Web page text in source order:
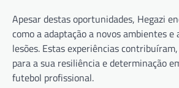
Apesar destas oportunidades, Hegazi
como a adaptação a novos ambientes e
lesões. Estas experiências
para a sua resiliência e determinação
futebol profissional.